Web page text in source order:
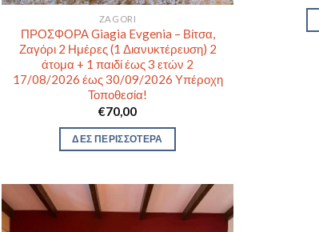
ZAGORI
ΠΡΟΣΦΟΡΑ Giagia Evgenia – Βίτσα,
Ζαγόρι 2 Ημέρες (1 Διανυκτέρευση) 2
άτομα + 1 παιδί έως 3 ετών 2
17/08/2026 έως 30/09/2026 Υπέροχη
Τοποθεσία!
€70,00
ΔΕΣ ΠΕΡΙΣΣΟΤΕΡΑ